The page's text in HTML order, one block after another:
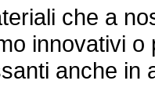
che a
innovativi o
anche in